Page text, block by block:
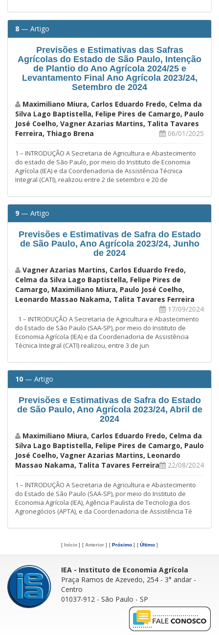
8 — Artigo
Previsões e Estimativas das Safras
Agrícolas do Estado de São Paulo, Intenção
de Plantio do Ano Agrícola 2024/25 e
Levantamento Final Ano Agrícola 2023/24,
Setembro de 2024
Maximiliano Miura, Carlos Eduardo Fredo, Celma da
Silva Lago Baptistella, Felipe Pires de Camargo, Paulo
José Coelho, Vagner Azarias Martins, Talita Tavares
Ferreira, Thiago Brena
06/01/2025
1 – INTRODUÇÃO A Secretaria de Agricultura e Abastecimento
do estado de São Paulo, por meio do Instituto de Economia
Agrícola (IEA) e da Coordenadoria de Assistência Técnica
Integral (CATI), realizou entre 2 de setembro e 20 de
9 — Artigo
Previsões e Estimativas de Safra do Estado
de São Paulo, Ano Agrícola 2023/24, Junho
de 2024
Vagner Azarias Martins, Carlos Eduardo Fredo,
Celma da Silva Lago Baptistella, Felipe Pires de
Camargo, Maximiliano Miura, Paulo José Coelho,
Leonardo Massao Nakama, Talita Tavares Ferreira
17/09/2024
1 – INTRODUÇÃO A Secretaria de Agricultura e Abastecimento
do Estado de São Paulo (SAA-SP), por meio do Instituto de
Economia Agrícola (IEA) e da Coordenadoria de Assistência
Técnica Integral (CATI) realizou, entre 3 de jun
10 — Artigo
Previsões e Estimativas de Safra do Estado
de São Paulo, Ano Agrícola 2023/24, Abril de
2024
Maximiliano Miura, Carlos Eduardo Fredo, Celma da
Silva Lago Baptistella, Felipe Pires de Camargo, Paulo
José Coelho, Vagner Azarias Martins, Leonardo
Massao Nakama, Talita Tavares Ferreira
22/08/2024
1 – INTRODUÇÃO A Secretaria de Agricultura e Abastecimento
do Estado de São Paulo (SAA-SP), por meio do Instituto de
Economia Agrícola (IEA), Agência Paulista de Tecnologia dos
Agronegócios (APTA), e da Coordenadoria de Assistência Té
[ Início ] [ Anterior ] [ Próximo ] [ Último ]
IEA - Instituto de Economia Agrícola
Praça Ramos de Azevedo, 254 - 3° andar -
Centro
01037-912 - São Paulo - SP